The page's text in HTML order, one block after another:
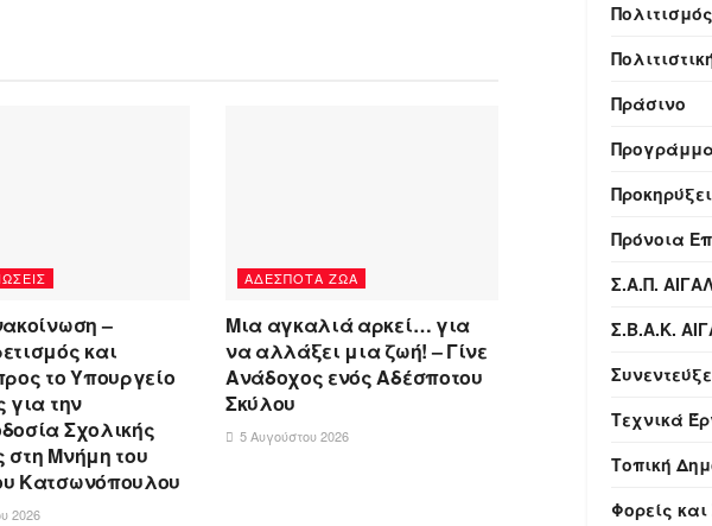
–
και
το Υπουργείο
για την
Σχολικής
Μνήμη του
Κατσωνόπουλου
2026
ΑΔΈΣΠΟΤΑ ΖΏΑ
Μια αγκαλιά αρκεί… για
να αλλάξει μια ζωή! – Γίνε
Ανάδοχος ενός Αδέσποτου
Σκύλου
5 Αυγούστου 2026
Πολιτισμός
Πράσινο
Πρόνοια
Σ.Α.Π.
Σ.Β.Α.Κ.
Τεχνικά
Τοπική
Φορείς